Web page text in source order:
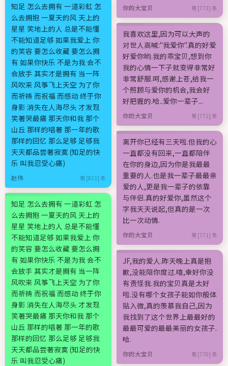
知足 怎么去拥有 一道彩虹 怎
么去拥抱 一夏天的风 天上的
星星 笑地上的人 总是不能懂
不能知道足够 如果我爱上 你
的笑容 要怎么收藏 要怎么拥
有 如果你快乐 不是为我 会不
会放手 其实才是拥有 当一阵
风吹来 风筝飞上天空 为了你
而祈祷 而祝福 而感动 终于你
身影 消失在人海尽头 才发现
笑著哭最痛 那天你和我 那个
山丘 那样的唱著 那一年的歌
那样的回忆 那么足够 足够我
天天都品尝著寂寞 (知足的快
乐 叫我忍受心痛)
赵伟 第 [821] 条
知足 怎么去拥有 一道彩虹 怎
么去拥抱 一夏天的风 天上的
星星 笑地上的人 总是不能懂
不能知道足够 如果我爱上 你
的笑容 要怎么收藏 要怎么拥
有 如果你快乐 不是为我 会不
会放手 其实才是拥有 当一阵
风吹来 风筝飞上天空 为了你
而祈祷 而祝福 而感动 终于你
身影 消失在人海尽头 才发现
笑著哭最痛 那天你和我 那个
山丘 那样的唱著 那一年的歌
那样的回忆 那么足够 足够我
天天都品尝著寂寞 (知足的快
乐 叫我忍受心痛)
你的大宝贝 第 [773] 条
我喜欢这里,因为可以大声的
对世人高喊:"我爱你".真的好爱
好爱你哟.我的乖宝贝,想到你
我的心情一下子就变得非常好
非常舒服.呵,感谢上苍,给我一
个照顾与爱你的机会,我会好
好把握的.哈..爱你一辈子...
你的大宝贝 第 [772] 条
离开你已经有三天啦.但我的心
一直都没有回来,一直都陪伴
在你的身边,因为你是我最最
重要的人.也是我一辈子最最亲
爱的人,更是我一辈子的依靠
与伴侣.真的好爱你,虽然这个
字我天天说起,但真的是一次
比一次动情.
你的大宝贝 第 [771] 条
JF,我的爱人.昨天晚上真是抱
歉,没能陪你度过.嘻,幸好你没
有责怪我.我的宝贝真是太好
啦.没有哪个女孩子能如你般体
贴入微,真的羡慕我自己,因为
我找到了这个世界上最最好的
最最可爱的最最美丽的女孩子.
哈.
你的大宝贝 第 [770] 条